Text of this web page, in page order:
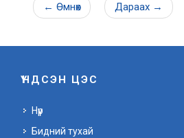
← Өмнөх Дараах →
ҮНДСЭН ЦЭС
Нүүр
Бидний тухай